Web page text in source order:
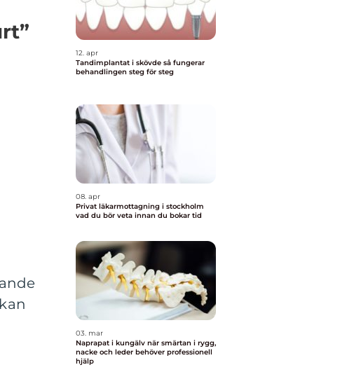
12. apr
Tandimplantat i skövde så fungerar
behandlingen steg för steg
08. apr
Privat läkarmottagning i stockholm
vad du bör veta innan du bokar tid
03. mar
Naprapat i kungälv när smärtan i rygg,
nacke och leder behöver professionell
hjälp